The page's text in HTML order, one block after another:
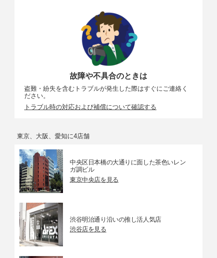
故障や不具合のときは
盗難・紛失を含むトラブルが発生した際はすぐにご連絡く
ださい。
トラブル時の対応および補償について確認する
東京、大阪、愛知に4店舗
中央区日本橋の大通りに面した茶色いレン
ガ調ビル
東京中央店を見る
渋谷明治通り沿いの推し活人気店
渋谷店を見る